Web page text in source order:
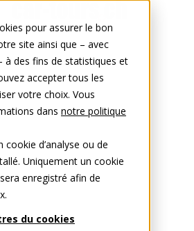
pour assurer le bon
site ainsi que – avec
des fins de statistiques et
accepter tous les
votre choix. Vous
dans notre politique
cookie d’analyse ou de
Uniquement un cookie
enregistré afin de
du cookies